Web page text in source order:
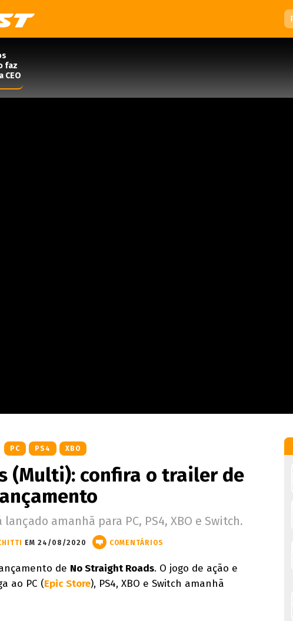
faz
PC PS4 XBO
(Multi): confira o trailer de
amanhã para PC, PS4, XBO e Switch.
EM 24/08/2020 COMENTÁRIOS
de No Straight Roads. O jogo de ação e
ao PC (Epic Store), PS4, XBO e Switch amanhã